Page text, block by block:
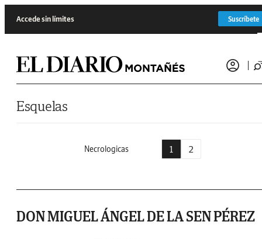
Accede sin límites Suscríbete
Esquelas
Necrologicas 1 2
DON MIGUEL ÁNGEL DE LA SEN PÉREZ